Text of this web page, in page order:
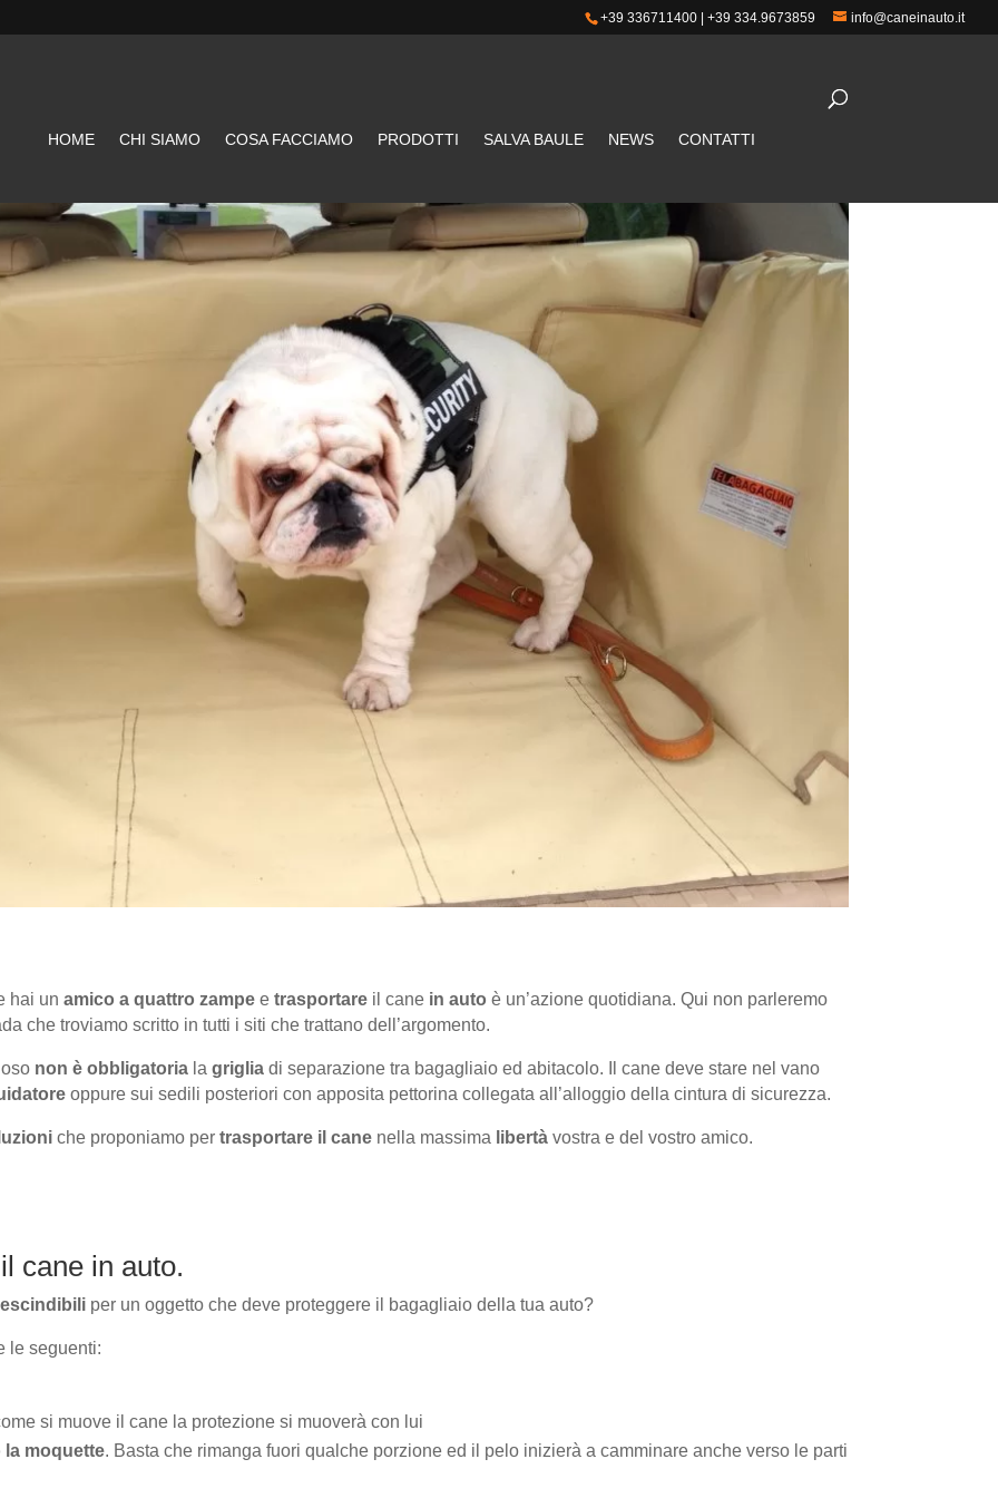
+39 336711400 +39 334.9673859 info@caneinauto.it
HOME CHI SIAMO COSA FACCIAMO PRODOTTI SALVA BAULE NEWS CONTATTI
hai unamico a quattro zampe etrasportare il cane in auto è un’azione quotidiana. Qui non parleremo
che troviamo scritto in tutti i siti che trattano dell’argomento.
non è obbligatoria lagriglia di separazione tra bagagliaio ed abitacolo. Il cane deve stare nel vano
oppure sui sedili posteriori con apposita pettorina collegata all’alloggio della cintura di sicurezza.
che proponiamo pertrasportare il cane nella massima libertà vostra e del vostro amico.
cane in auto.
per un oggetto che deve proteggere il bagagliaio della tua auto?
le seguenti:
si muove il cane la protezione si muoverà con lui
la moquette. Basta che rimanga fuori qualche porzione ed il pelo inizierà a camminare anche verso le parti